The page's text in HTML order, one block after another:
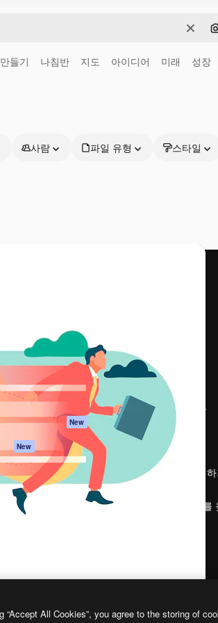
지우
들기 나침반 지도 아이디어 미래 성장
사람 파일 유형 스타일
변환
New
Academy
문서
지원
이용 약관
개인정보 보호 정책
원본
New
쿠키 정책
Trust Center
제휴 파트너
비지니스
Reviews
채용 정보
검색 트렌드
블로그
이벤트
Slidesgo
콘텐츠 판매
magnific.ai를
니다
“Accept All Cookies”, you agree to the storing of